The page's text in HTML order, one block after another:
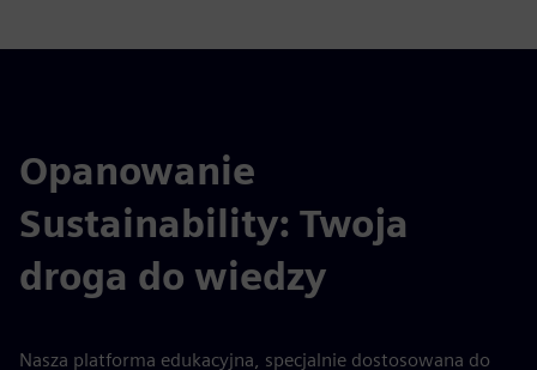
Opanowanie
Sustainability: Twoja
droga do wiedzy
Nasza platforma edukacyjna, specjalnie dostosowana do